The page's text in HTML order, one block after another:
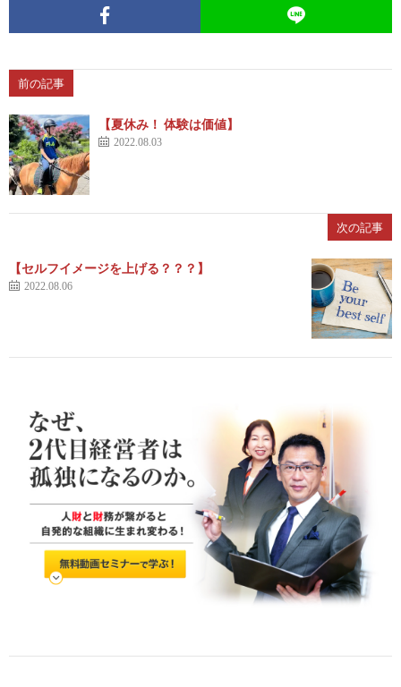
前の記事
【夏休み！ 体験は価値】
2022.08.03
次の記事
【セルフイメージを上げる？？？】
2022.08.06